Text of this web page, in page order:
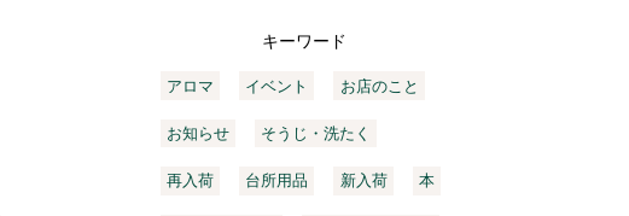
キーワード
アロマ イベント お店のこと
お知らせ そうじ・洗たく
再入荷 台所用品 新入荷 本